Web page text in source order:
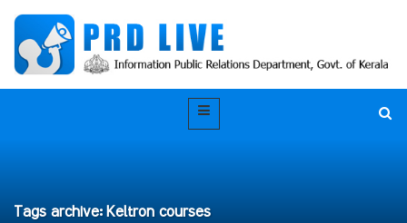
Tags archive: Keltron courses